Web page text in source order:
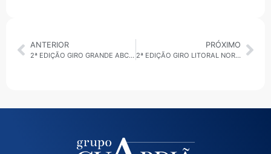
ANTERIOR
2ª EDIÇÃO GIRO GRANDE ABC – SEGUNDA-FEIRA: MOBILIDADE, EMPREGO E SEGURANÇA
PRÓXIMO
2ª EDIÇÃO GIRO LITORAL NORTE – SEGUNDA-FEIRA: EMPREGO E SERVIÇOS